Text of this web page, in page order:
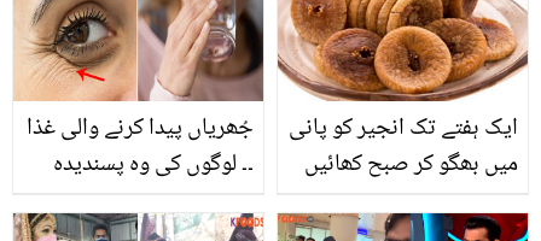
جُھریاں پیدا کرنے والی غذا
۔۔ لوگوں کی وہ پسندیدہ
ایک ہفتے تک انجیر کو پانی
میں بھگو کر صبح کھائیں